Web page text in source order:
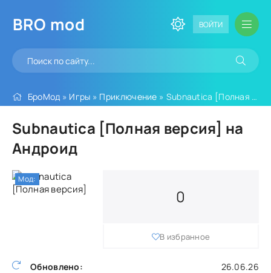
BRO mod ВОЙТИ
БроМод » Игры » Приключение » Subnautica [Полная версия]
Subnautica [Полная версия] на
Андроид
Обновлено:
26.06.26
0
В избранное
Мод: